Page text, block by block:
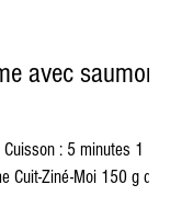
avec saumon
: 5 minutes 1
Cuit-Ziné-Moi 150 g de